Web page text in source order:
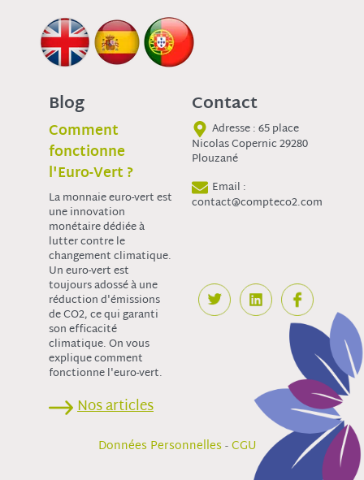
Blog
Comment
fonctionne
l'Euro-Vert ?
La monnaie euro-vert est
une innovation
monétaire dédiée à
lutter contre le
changement climatique.
Un euro-vert est
toujours adossé à une
réduction d'émissions
de CO2, ce qui garanti
son efficacité
climatique. On vous
explique comment
fonctionne l'euro-vert.
Nos articles
Contact
Adresse : 65 place
Nicolas Copernic 29280
Plouzané
Email :
contact@compteco2.com
Données Personnelles-CGU